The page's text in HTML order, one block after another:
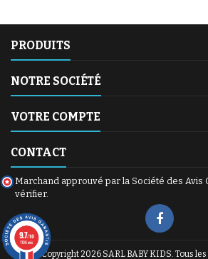
PRODUITS
NOTRE SOCIÉTÉ
VOTRE COMPTE
CONTACT
Marchand approuvé par la Société des Avis
vérifier.
© Copyright 2026 SARL BABY KIDS. Tous
9.7/10
1196 avis